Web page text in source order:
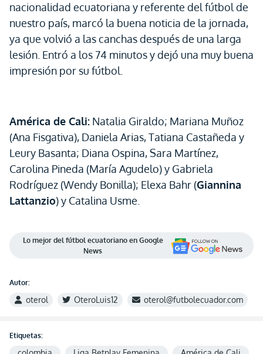
nacionalidad ecuatoriana y referente del fútbol de
nuestro país, marcó la buena noticia de la jornada,
ya que volvió a las canchas después de una larga
lesión. Entró a los 74 minutos y dejó una muy buena
impresión por su fútbol.
América de Cali: Natalia Giraldo; Mariana Muñoz
(Ana Fisgativa), Daniela Arias, Tatiana Castañeda y
Leury Basanta; Diana Ospina, Sara Martínez,
Carolina Pineda (María Agudelo) y Gabriela
Rodríguez (Wendy Bonilla); Elexa Bahr (Giannina
Lattanzio) y Catalina Usme.
Lo mejor del fútbol ecuatoriano en Google
News
Autor:
oterol OteroLuis12 oterol@futbolecuador.com
Etiquetas: